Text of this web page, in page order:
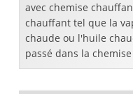
avec chemise
chauffant tel que la
chaude ou l'huile
passé dans la
les fluides passant